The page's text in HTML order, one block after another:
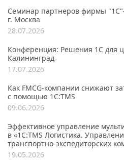
Семинар партнеров фирмы "1С"-
г. Москва
28.07.2026
Конференция: Решения 1С для
Калининград
17.07.2026
Как FMCG-компании снижают
с помощью 1С:TMS
09.06.2026
Эффективное управление
в «1С:TMS Логистика.
транспортно-экспедиторских
19.05.2026